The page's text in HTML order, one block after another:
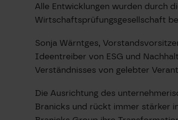
Alle Entwicklungen wurden durch
Wirtschaftsprüfungsgesellschaft
Sonja Wärntges,
Ideentreiber von ESG und
Verständnisses von gelebter
Die Ausrichtung des
Branicks und rückt immer stärker